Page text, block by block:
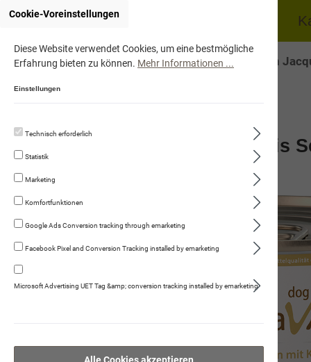
Onlineshop von
Huhn mit Karotten & Naturreis
Cookie-Voreinstellungen
Diese Website verwendet Cookies, um eine bestmögliche
Erfahrung bieten zu können. Mehr Informationen ...
Einstellungen
Technisch erforderlich
Statistik
Marketing
Komfortfunktionen
Google Ads Conversion tracking through emarketing
Facebook Pixel and Conversion Tracking installed by emarketing
Microsoft Advertising UET Tag &amp; conversion tracking installed by emarketing